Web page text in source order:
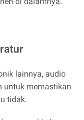
lainnya, audio
untuk memastikan
tidak.